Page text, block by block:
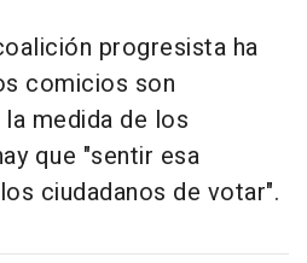
progresista ha
comicios son
medida de los
que "sentir esa
ciudadanos de votar".